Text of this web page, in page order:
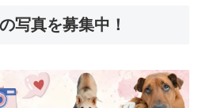
写真を募集中！